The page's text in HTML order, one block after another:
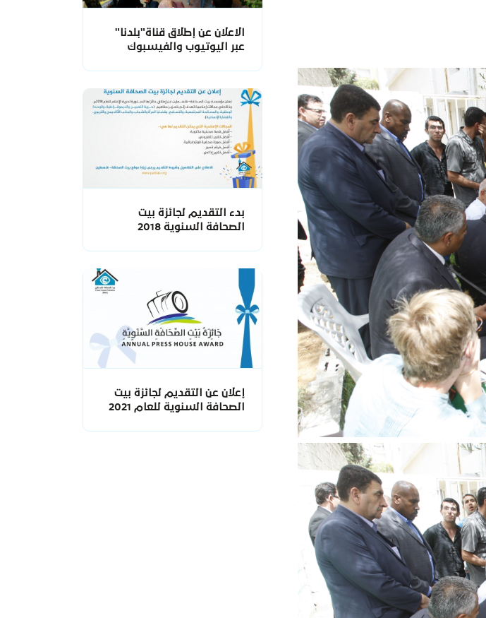
الاعلان عن إطلاق قناة"بلدنا"
عبر اليوتيوب والفيسبوك
بدء التقديم لجائزة بيت
الصحافة السنوية 2018
إعلان عن التقديم لجائزة بيت
الصحافة السنوية للعام 2021